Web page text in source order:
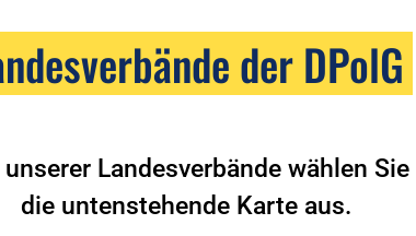
der DPolG
unserer Landesverbände wählen
die untenstehende Karte aus.